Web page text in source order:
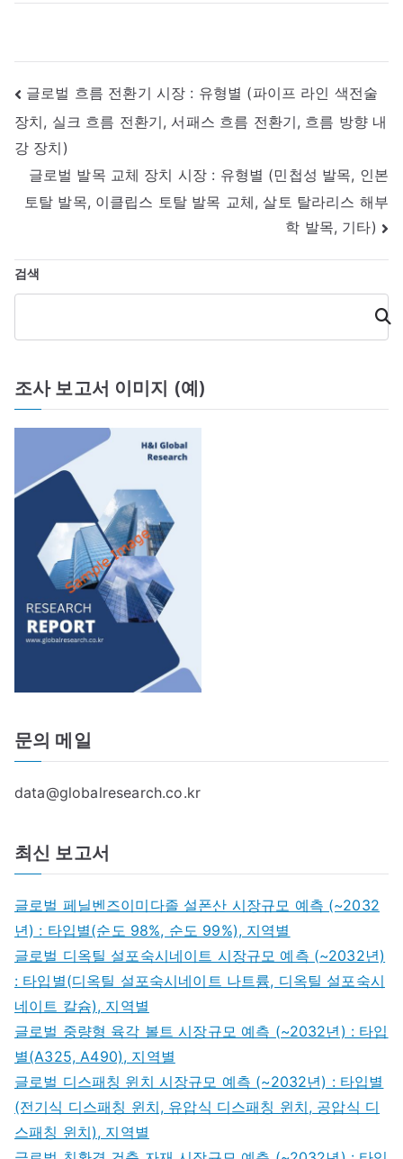
글
내
비
게
션
글로벌 흐름 전환기 시장 : 유형별 (파이프 라인 색전술
장치, 실크 흐름 전환기, 서패스 흐름 전환기, 흐름 방향 내
강 장치)
글로벌 발목 교체 장치 시장 : 유형별 (민첩성 발목, 인본
토탈 발목, 이클립스 토탈 발목 교체, 살토 탈라리스 해부
학 발목, 기타)
검색
검
색
조사 보고서 이미지 (예)
문의 메일
data@globalresearch.co.kr
최신 보고서
글로벌 페닐벤즈이미다졸 설폰산 시장규모 예측 (~2032
년) : 타입별(순도 98%, 순도 99%), 지역별
글로벌 디옥틸 설포숙시네이트 시장규모 예측 (~2032년)
: 타입별(디옥틸 설포숙시네이트 나트륨, 디옥틸 설포숙시
네이트 칼슘), 지역별
글로벌 중량형 육각 볼트 시장규모 예측 (~2032년) : 타입
별(A325, A490), 지역별
글로벌 디스패칭 윈치 시장규모 예측 (~2032년) : 타입별
(전기식 디스패칭 윈치, 유압식 디스패칭 윈치, 공압식 디
스패칭 윈치), 지역별